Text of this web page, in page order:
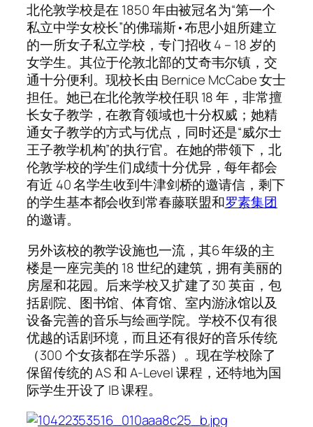
北伦敦学校是在 1850 年由被冠名为“第一个
私立中学女校长”的佛瑞斯•布思小姐所建立
的一所女子私立学校，专门招收 4 – 18 岁的
女学生。其位于伦敦北部的艾奇韦尔镇，交
通十分便利。现校长由 Bernice McCabe 女士
担任。她已在北伦敦学校任职 18 年，非常擅
长女子教学，在教育领域也十分权威；她精
通女子教学的方式与优点，同时还是“威尔士
王子教学机构”的执行官。在她的带领下，北
伦敦学校的学生们成绩十分优异，每年都会
有近 40 名学生收到牛津剑桥的邀请信，剩下
的学生基本都会收到常春藤联盟和罗素集团
的邀请。
另外该校的教学设施也一流，其6 年级的主
楼是一座完美的 18 世纪的建筑，拥有美丽的
房屋和花园。后来学校又扩建了30 英亩，包
括剧院、图书馆、体育馆、室内游泳馆以及
设备完善的音乐与绘画学院。学校不仅有很
优越的话剧环境，而且还有很好的音乐传统
（300 个女孩都在学乐器）。现在学校除了
保留传统的 AS 和 A-Level 课程，还特地为国
际学生开设了 IB 课程。